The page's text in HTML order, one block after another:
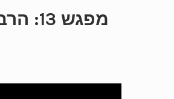
מפגש 13: הרב שמואל עוזיאל – מבוא להגותו של הרב י.ד. סולובייצ’יק | חוויה מול השגה